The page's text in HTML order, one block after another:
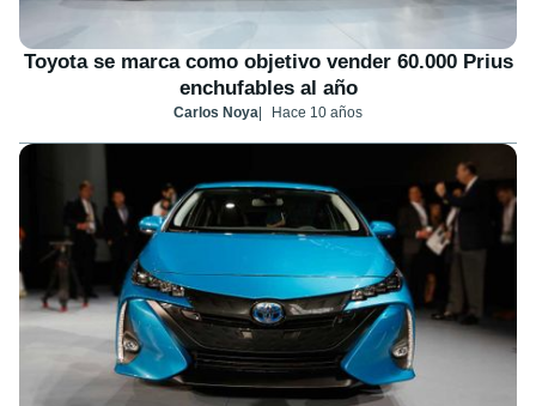
Toyota se marca como objetivo vender 60.000 Prius
enchufables al año
Carlos Noya Hace 10 años